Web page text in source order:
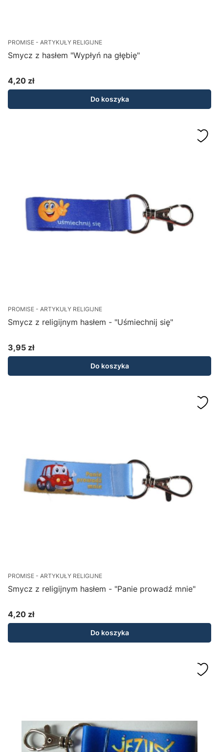
PROMISE - ARTYKUŁY RELIGIJNE
Smycz z hasłem "Wypłyń na głębię"
Cena
4,20 zł
Do koszyka
PROMISE - ARTYKUŁY RELIGIJNE
Smycz z religijnym hasłem - "Uśmiechnij się"
Cena
3,95 zł
Do koszyka
PROMISE - ARTYKUŁY RELIGIJNE
Smycz z religijnym hasłem - "Panie prowadź mnie"
Cena
4,20 zł
Do koszyka